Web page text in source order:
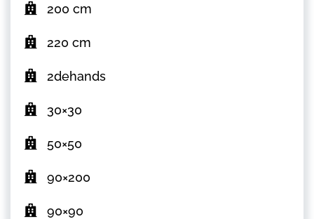
200 cm
220 cm
2dehands
30×30
50×50
90×200
90×90